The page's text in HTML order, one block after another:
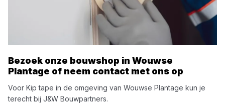
Bezoek onze bouwshop in Wouwse
Plantage of neem contact met ons op
Voor Kip tape in de omgeving van Wouwse Plantage kun je
terecht bij J&W Bouwpartners.